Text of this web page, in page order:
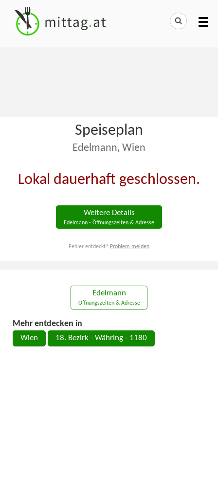
Speiseplan
Edelmann, Wien
Lokal dauerhaft geschlossen.
Weitere Details
Edelmann - Öffnungszeiten & Adresse
Fehler entdeckt? Problem melden
Edelmann
Öffnungszeiten & Adresse
Mehr entdecken in
Wien 18. Bezirk - Währing - 1180